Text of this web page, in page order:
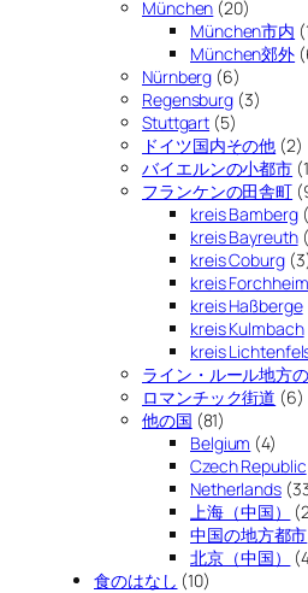
München (20)
München市内
München郊外
Nürnberg (6)
Regensburg (3)
Stuttgart (5)
ドイツ国内その他 (2)
バイエルンの小都市
フランケンの田舎町
kreis Bamberg
kreis Bayreuth
kreis Coburg
kreis Forchheim
kreis Haßberge
kreis Kulmbach
kreis
ライン・ルール地方
ロマンチック街道 (6)
他の国 (81)
Belgium (4)
Czech Republic
Netherlands
上海（中国）
中国の地方都市
北京（中国）
食のはなし (10)